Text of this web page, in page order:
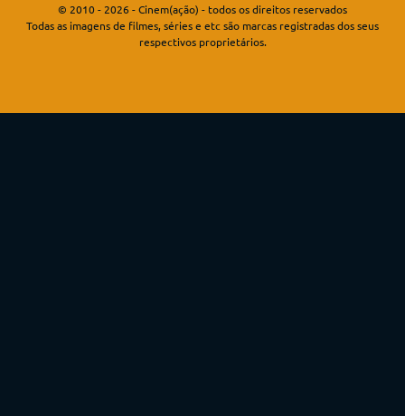
© 2010 - 2026 - Cinem(ação) - todos os direitos reservados
Todas as imagens de filmes, séries e etc são marcas registradas dos seus
respectivos proprietários.